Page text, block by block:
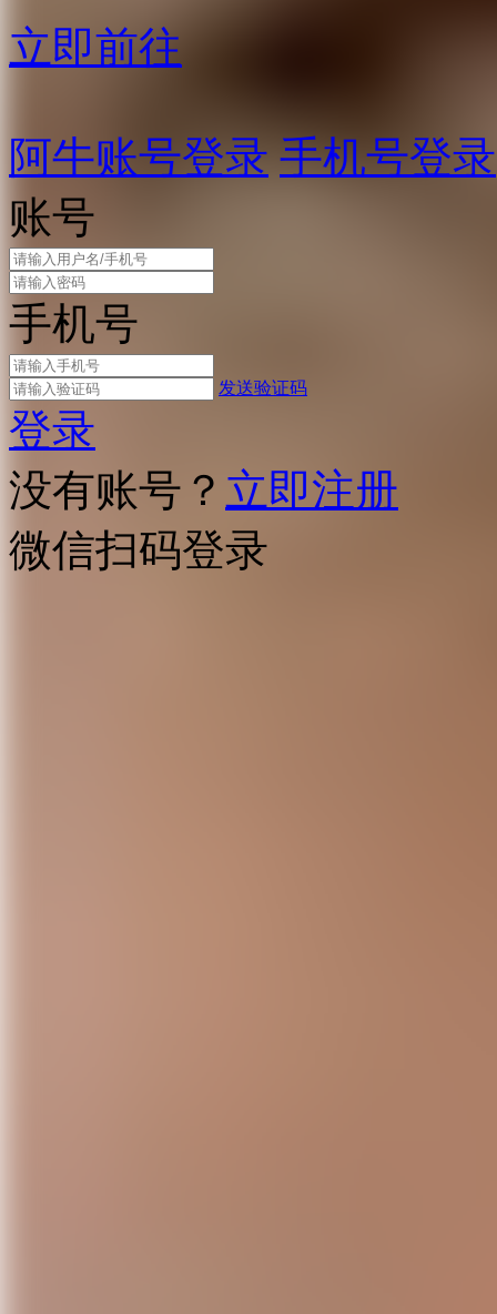
立即前往
阿牛账号登录 手机号登录
账号
手机号
发送验证码
登录
没有账号？ 立即注册
微信扫码登录